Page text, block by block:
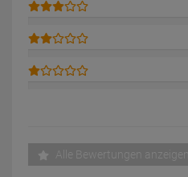
Alle Bewertungen anzeigen